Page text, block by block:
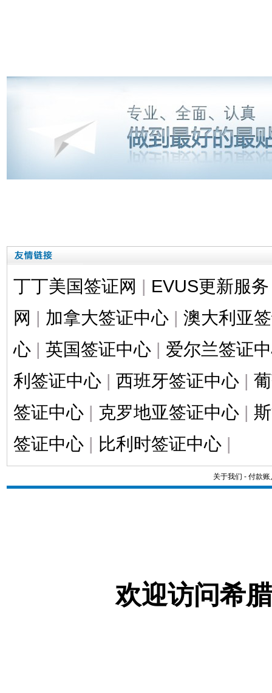
丁丁美国签证网 | EVUS更新服务
网 | 加拿大签证中心 | 澳大利亚
心 | 英国签证中心 | 爱尔兰签证
利签证中心 | 西班牙签证中心 |
签证中心 | 克罗地亚签证中心 |
签证中心 | 比利时签证中心 |
关于我们 - 付款账
欢迎访问希